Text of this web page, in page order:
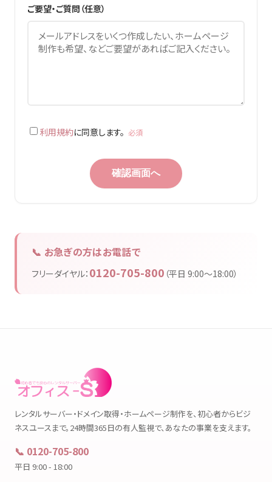
ご要望・ご質問（任意）
利用規約に同意します。 必須
確認画面へ
📞 お急ぎの方はお電話で
フリーダイヤル： 0120-705-800 （平日 9:00〜18:00）
レンタルサーバー・ドメイン取得・ホームページ制作を、初心者からビジ
ネスユースまで。24時間365日の有人監視で、あなたの事業を支えます。
📞 0120-705-800
平日 9:00 - 18:00